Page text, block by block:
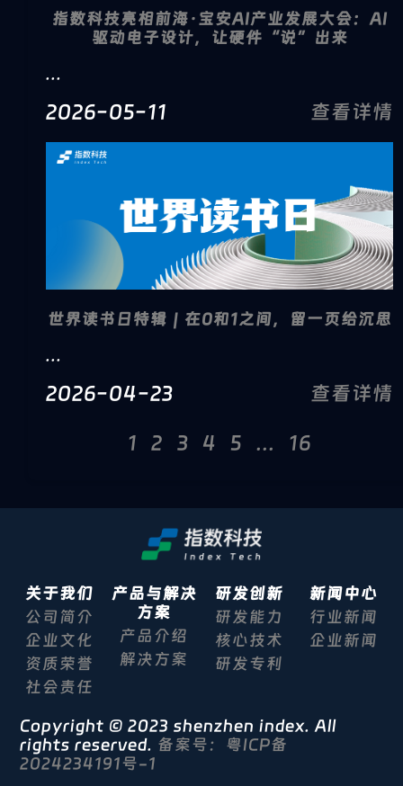
指数科技亮相前海·宝安AI产业发展大会：AI
驱动电子设计，让硬件“说”出来
...
2026-05-11 查看详情
世界读书日特辑｜在0和1之间，留一页给沉思
...
2026-04-23 查看详情
1 2 3 4 5 ... 16
关于我们
公司简介
企业文化
资质荣誉
社会责任
产品与解决
方案
产品介绍
解决方案
研发创新
研发能力
核心技术
研发专利
新闻中心
行业新闻
企业新闻
Copyright © 2023 shenzhen index. All
rights reserved. 备案号：粤ICP备
2024234191号-1